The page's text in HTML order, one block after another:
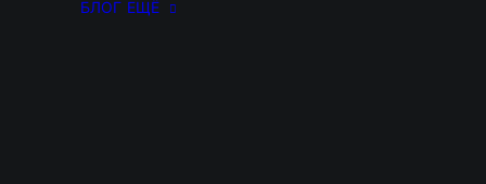
БЛОГ ЕЩЁ